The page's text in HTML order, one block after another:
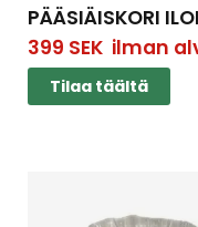
PÄÄSIÄISKORI
399 SEKilman
Tilaa täältä